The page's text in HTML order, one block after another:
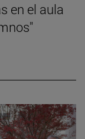
en el aula